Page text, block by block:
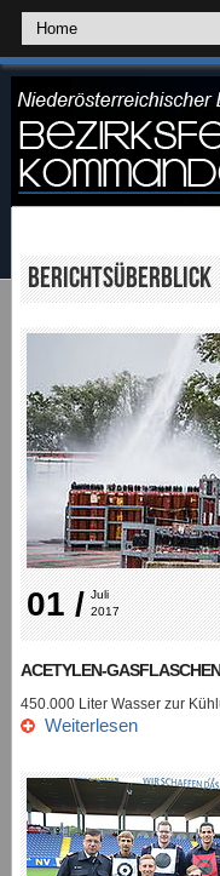
Berichtsüberblick
01 / Juli
2017
ACETYLEN-
450.000 Liter Wasser zur
Weiterlesen